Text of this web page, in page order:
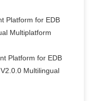
Platform for EDB
Multiplatform
Platform for EDB
Multilingual